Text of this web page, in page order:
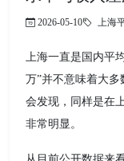
2026-05-10 上海
上海一直是国内平
万”并不意味着大
会发现，同样是在
非常明显。